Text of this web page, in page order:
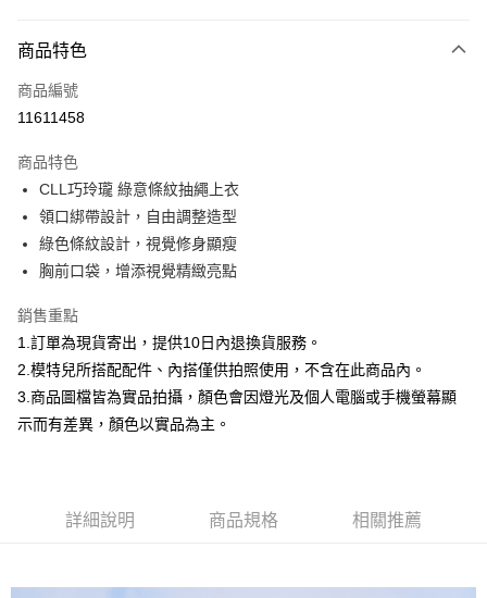
信用卡一次付款
信用卡分期付款
合作金庫商業銀行
華南商業銀行
上海商業儲蓄銀行
國泰世華商業銀行
臺灣中小企業銀行
聯邦商業銀行
元大商業銀行
永豐商業銀行
台新國際商業銀行
中國信託商業銀行
台灣樂天信用卡公司
超商取貨付款
LINE Pay
Apple Pay
悠遊付
Google Pay
大哥付你分期
2.付款方式選擇「大哥付你分期」，訂單成立後會自動跳轉到大哥付的交易
流程，驗證手機門號後，選擇欲分期的期數、繳款截止日，確認付款後即完
4.訂單成立30分鐘內，如未前往確認交易或遇審核未通過，訂單將自動取
相關說明
商品特色
商品編號
11611458
商品特色
CLL巧玲瓏 綠意條紋抽繩上衣
領口綁帶設計，自由調整造型
綠色條紋設計，視覺修身顯瘦
胸前口袋，增添視覺精緻亮點
銷售重點
1.訂單為現貨寄出，提供10日內退換貨服務。
2.模特兒所搭配配件、內搭僅供拍照使用，不含在此商品內。
3.商品圖檔皆為實品拍攝，顏色會因燈光及個人電腦或手機螢幕顯
示而有差異，顏色以實品為主。
詳細說明 商品規格 相關推薦